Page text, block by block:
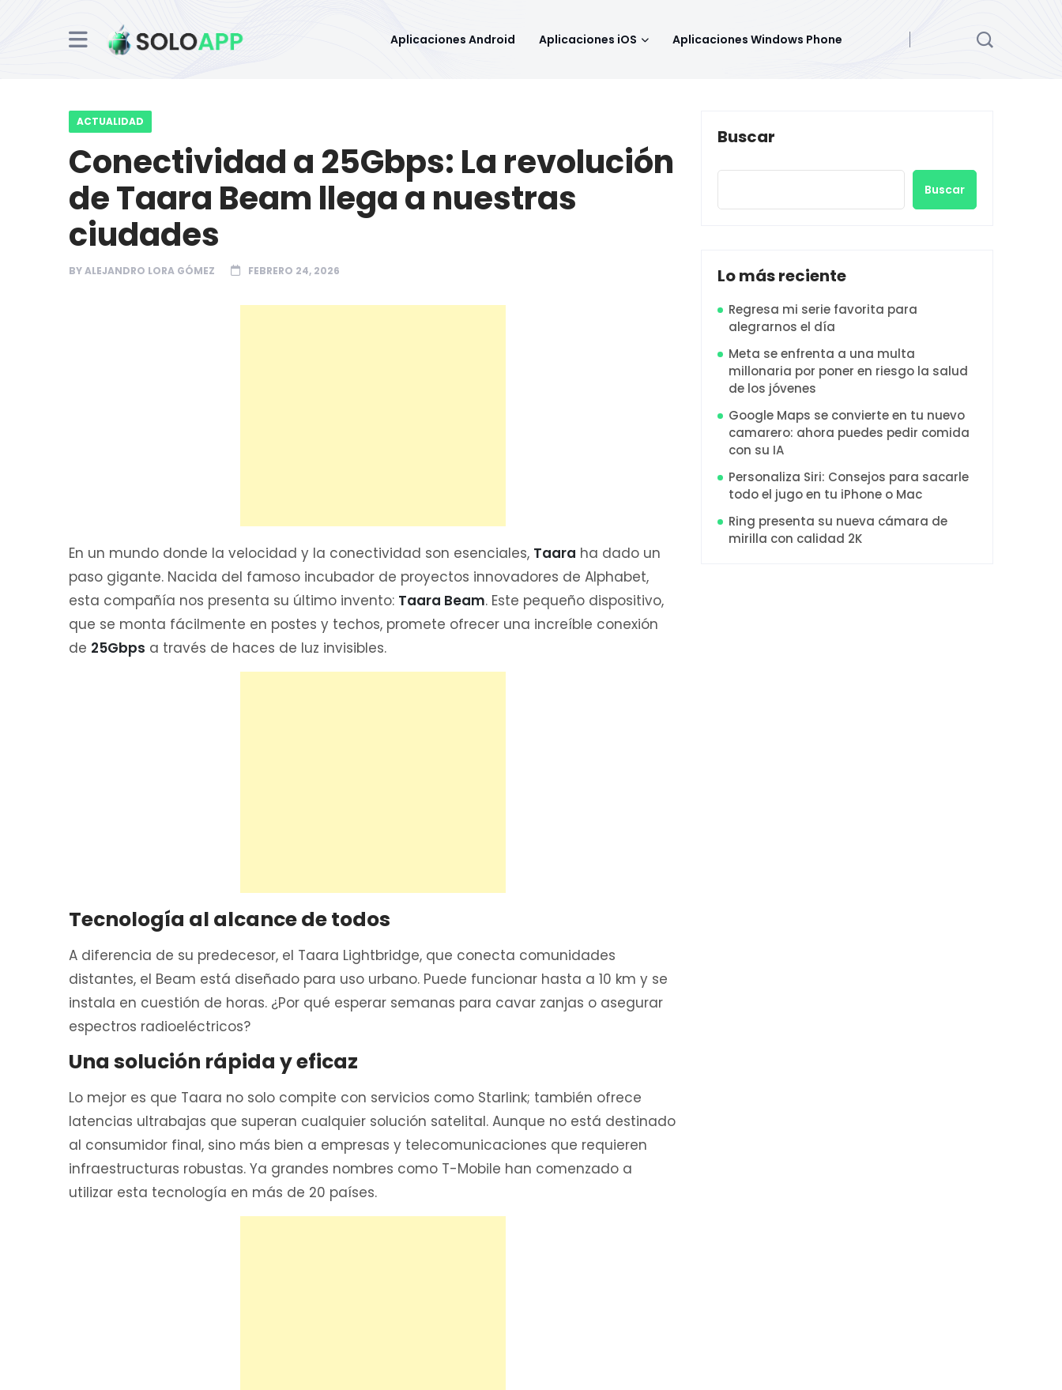
Aplicaciones Android Aplicaciones iOS Aplicaciones Windows Phone
ACTUALIDAD
Conectividad a 25Gbps: La revolución
de Taara Beam llega a nuestras
ciudades
BYALEJANDRO LORA GÓMEZ FEBRERO 24, 2026
En un mundo donde la velocidad y la conectividad son esenciales, Taara ha dado un
paso gigante. Nacida del famoso incubador de proyectos innovadores de Alphabet,
esta compañía nos presenta su último invento: Taara Beam. Este pequeño dispositivo,
que se monta fácilmente en postes y techos, promete ofrecer una increíble conexión
de 25Gbps a través de haces de luz invisibles.
Tecnología al alcance de todos
A diferencia de su predecesor, el Taara Lightbridge, que conecta comunidades
distantes, el Beam está diseñado para uso urbano. Puede funcionar hasta a 10 km y se
instala en cuestión de horas. ¿Por qué esperar semanas para cavar zanjas o asegurar
espectros radioeléctricos?
Una solución rápida y eficaz
Lo mejor es que Taara no solo compite con servicios como Starlink; también ofrece
latencias ultrabajas que superan cualquier solución satelital. Aunque no está destinado
al consumidor final, sino más bien a empresas y telecomunicaciones que requieren
infraestructuras robustas. Ya grandes nombres como T-Mobile han comenzado a
utilizar esta tecnología en más de 20 países.
Buscar
Buscar
Lo más reciente
Regresa mi serie favorita para
alegrarnos el día
Meta se enfrenta a una multa
millonaria por poner en riesgo la salud
de los jóvenes
Google Maps se convierte en tu nuevo
camarero: ahora puedes pedir comida
con su IA
Personaliza Siri: Consejos para sacarle
todo el jugo en tu iPhone o Mac
Ring presenta su nueva cámara de
mirilla con calidad 2K